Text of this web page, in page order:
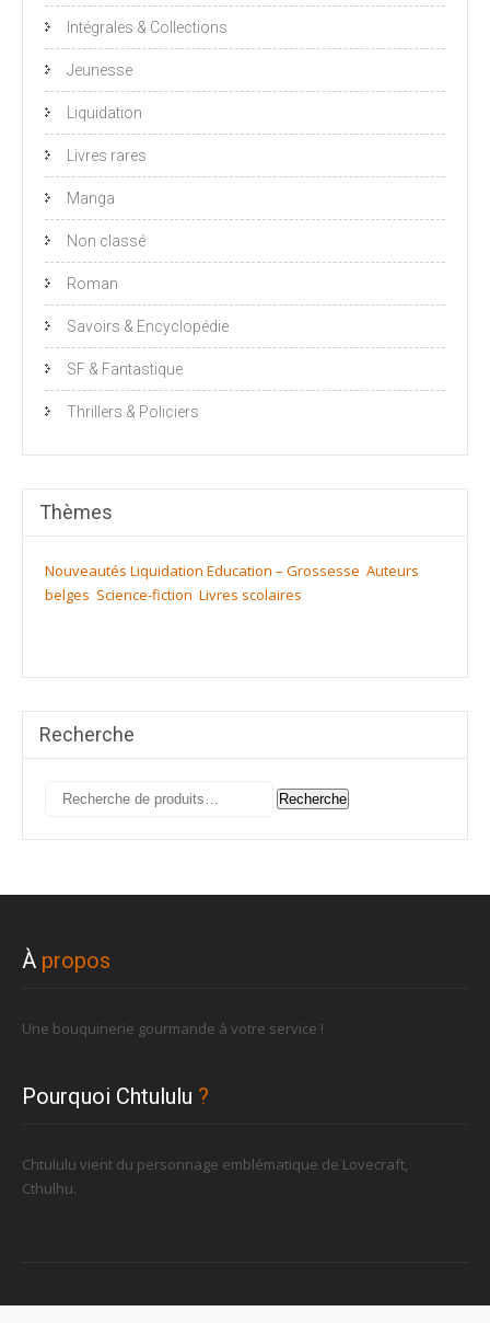
Intégrales & Collections
Jeunesse
Liquidation
Livres rares
Manga
Non classé
Roman
Savoirs & Encyclopédie
SF & Fantastique
Thrillers & Policiers
Thèmes
Nouveautés Liquidation Education – Grossesse Auteurs
belges Science-fiction Livres scolaires
Recherche
Recherche
Recherche
À propos
Une bouquinerie gourmande à votre service !
Pourquoi Chtululu ?
Chtululu vient du personnage emblématique de Lovecraft,
Cthulhu.